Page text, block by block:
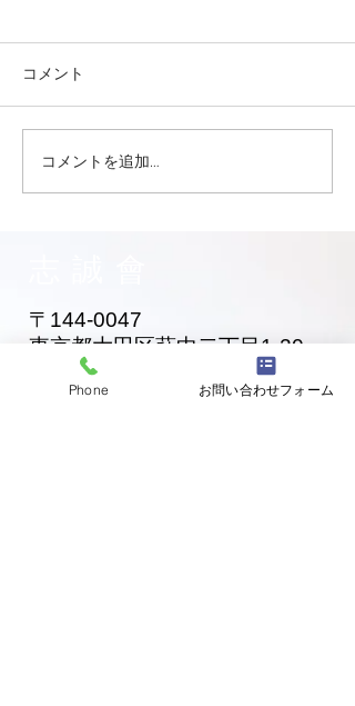
志誠會ファィティングト
ーナメント2026夏の陣！
コメント
コメントを追加…
〒144-0047
東京都大田区萩中二丁目1-20
​※gym &studioＳＫＴ内
道場03-6320-7335
Phone お問い合わせフォーム